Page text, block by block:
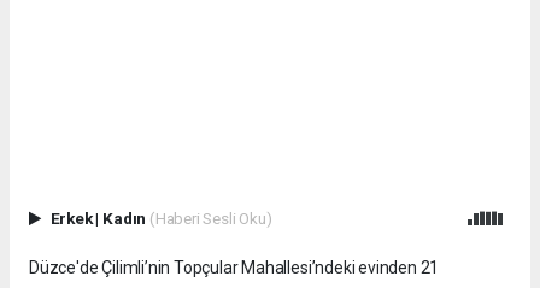
Erkek| Kadın (Haberi Sesli Oku)
Düzce'de Çilimli’nin Topçular Mahallesi’ndeki evinden 21